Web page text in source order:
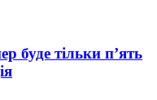
буде тільки п’ять